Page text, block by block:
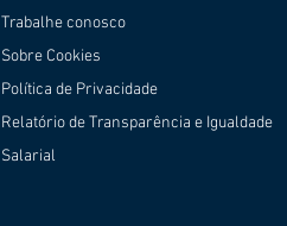
Trabalhe conosco
Sobre Cookies
Política de Privacidade
Relatório de Transparência e Igualdade
Salarial